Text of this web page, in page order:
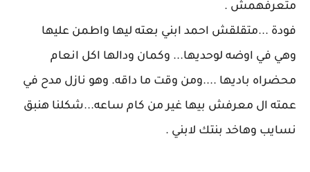
متعرفهمش .
فودة ...متقلقش احمد ابني بعته ليها واطمن عليها
وهي في اوضه لوحديها... وكمان ودالها اكل انعام
محضراه باديها ....ومن وقت ما داقه. وهو نازل مدح في
عمته ال معرفش بيها غير من كام ساعه...شكلنا هنبق
نسايب وهاخد بنتك لابني .